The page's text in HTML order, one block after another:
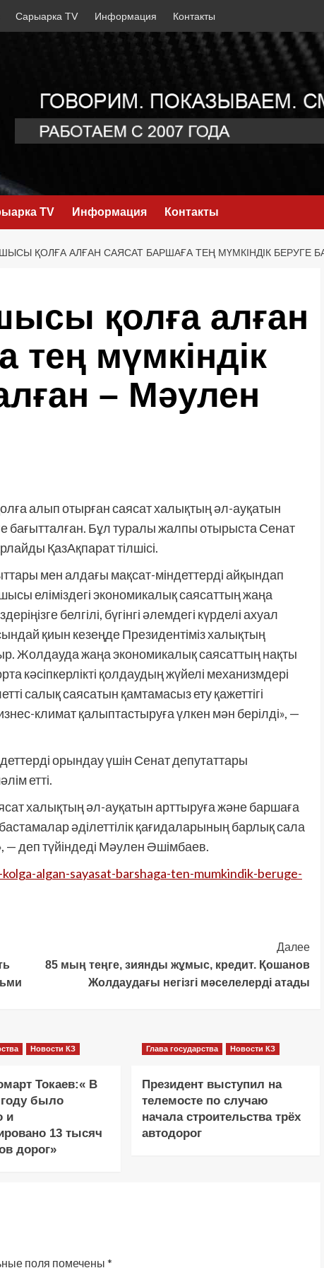
Сарыарка TV Информация Контакты
TV Информация Контакты
ҚОЛҒА АЛҒАН САЯСАТ БАРШАҒА ТЕҢ МҮМКІНДІК БЕРУГЕ
қолға алған
тең мүмкіндік
– Мәулен
алып отырған саясат халықтың әл-ауқатын
бағытталған. Бұл туралы жалпы отырыста Сенат
ҚазАқпарат тілшісі.
мен алдағы мақсат-міндеттерді айқындап
еліміздегі экономикалық саясаттың жаңа
белгілі, бүгінгі әлемдегі күрделі ахуал
қиын кезеңде Президентіміз халықтың
Жолдауда жаңа экономикалық саясаттың нақты
кәсіпкерлікті қолдаудың жүйелі механизмдері
салық саясатын қамтамасыз ету қажеттігі
климат қалыптастыруға үлкен мән берілді», —
орындау үшін Сенат депутаттары
етті.
халықтың әл-ауқатын арттыруға және баршаға
әділеттілік қағидаларының барлық сала
— деп түйіндеді Мәулен Әшімбаев.
algan-sayasat-barshaga-ten-mumkindik-beruge-
Далее
85 мың теңге, зиянды жұмыс, кредит. Қошанов
Жолдаудағы негізгі мәселелерді атады
Новости КЗ
Токаев:« В
было
и
13 тысяч
дорог»
Глава государства Новости КЗ
Президент выступил на
телемосте по случаю
начала строительства трёх
автодорог
поля помечены *